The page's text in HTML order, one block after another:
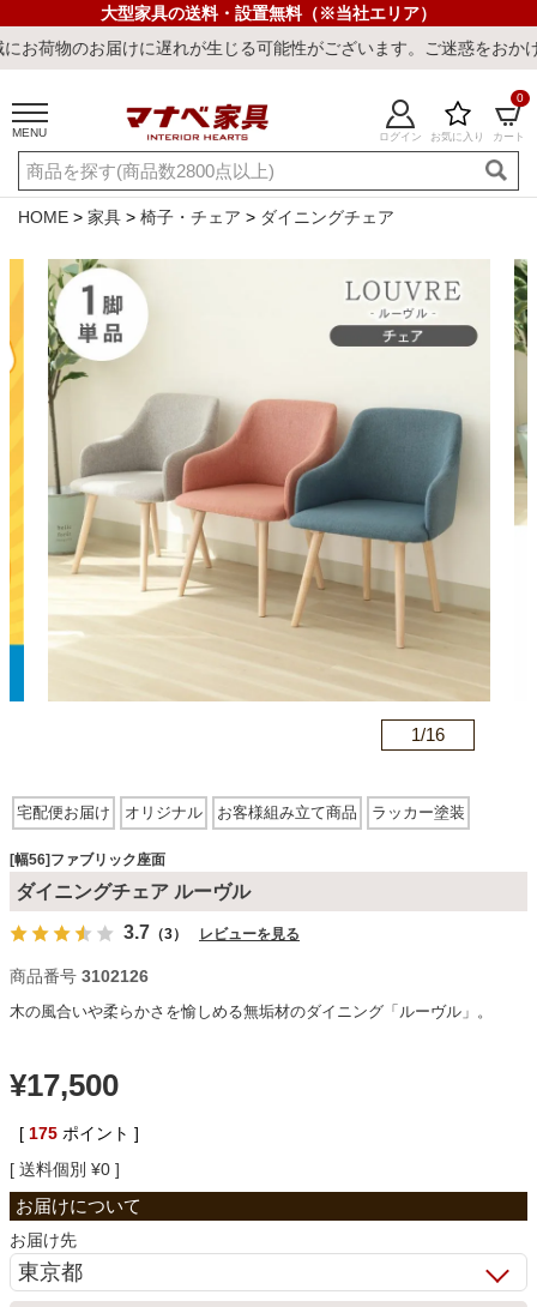
大型家具の送料・設置無料（※当社エリア）
遅れが生じる可能性がございます。ご迷惑をおかけしまして誠に
MENU ログイン お気に入り カート
0
ご利用ガイド 新規会員登録
店舗一覧 閲覧履歴
キーワード・商品番号で探す
最短発送 冷感ラグ ワークデスク ウィルトンラ
カテゴリから探す
ダイニングテーブル・セット
椅子・チェア
収納家具
HOME 家具 椅子・チェア ダイニングチェア
1/16
宅配便お届け オリジナル お客様組み立て商品 ラッカー塗装
ファブリック座面
[幅56]ファブリック座面
ダイニングチェア ルーヴル
3.7 （3） レビューを見る
商品番号 3102126
木の風合いや柔らかさを愉しめる無垢材のダイニング「ルーヴル」。
¥17,500
[ 175 ポイント ]
送料個別 ¥0
お届け先